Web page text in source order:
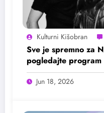
Kulturni Kišobran
Sve je spremno za
pogledajte program
Jun 18, 2026